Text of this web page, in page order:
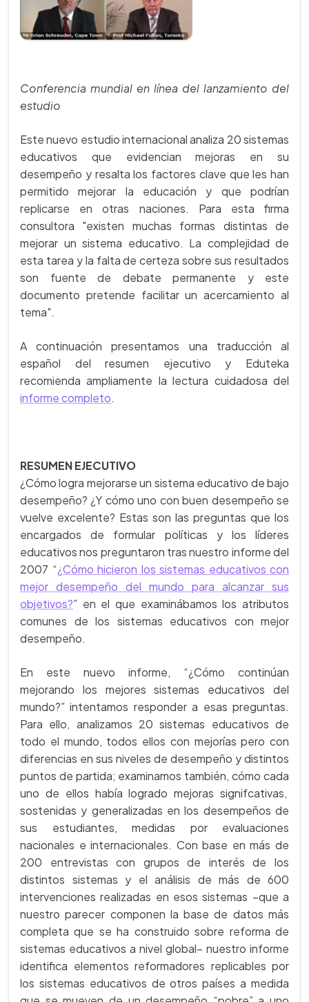
Conferencia mundial en línea del lanzamiento del
estudio
Este nuevo estudio internacional analiza 20 sistemas
educativos que evidencian mejoras en su
desempeño y resalta los factores clave que les han
permitido mejorar la educación y que podrían
replicarse en otras naciones. Para esta firma
consultora "existen muchas formas distintas de
mejorar un sistema educativo. La complejidad de
esta tarea y la falta de certeza sobre sus resultados
son fuente de debate permanente y este
documento pretende facilitar un acercamiento al
tema".
A continuación presentamos una traducción al
español del resumen ejecutivo y Eduteka
recomienda ampliamente la lectura cuidadosa del
informe completo.
RESUMEN EJECUTIVO
¿Cómo logra mejorarse un sistema educativo de bajo
desempeño? ¿Y cómo uno con buen desempeño se
vuelve excelente? Estas son las preguntas que los
encargados de formular políticas y los líderes
educativos nos preguntaron tras nuestro informe del
2007 “¿Cómo hicieron los sistemas educativos con
mejor desempeño del mundo para alcanzar sus
objetivos?” en el que examinábamos los atributos
comunes de los sistemas educativos con mejor
desempeño.
En este nuevo informe, “¿Cómo continúan
mejorando los mejores sistemas educativos del
mundo?” intentamos responder a esas preguntas.
Para ello, analizamos 20 sistemas educativos de
todo el mundo, todos ellos con mejorías pero con
diferencias en sus niveles de desempeño y distintos
puntos de partida; examinamos también, cómo cada
uno de ellos había logrado mejoras signifcativas,
sostenidas y generalizadas en los desempeños de
sus estudiantes, medidas por evaluaciones
nacionales e internacionales. Con base en más de
200 entrevistas con grupos de interés de los
distintos sistemas y el análisis de más de 600
intervenciones realizadas en esos sistemas –que a
nuestro parecer componen la base de datos más
completa que se ha construido sobre reforma de
sistemas educativos a nivel global– nuestro informe
identifica elementos reformadores replicables por
los sistemas educativos de otros países a medida